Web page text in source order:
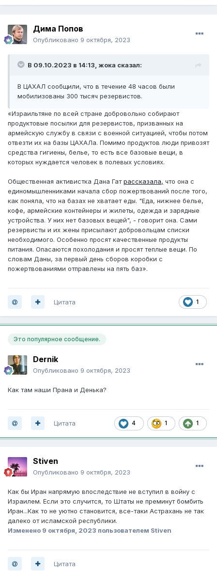
Дима Попов
Опубликовано 9 октября, 2023
В 09.10.2023 в 14:13, жока сказал:
В ЦАХАЛ сообщили, что в течение 48 часов были
мобилизованы 300 тысяч резервистов.
«Израильтяне по всей стране добровольно собирают
продуктовые посылки для резервистов, призванных на
армейскую службу в связи с военной ситуацией, чтобы потом
отвезти их на базы ЦАХАЛа. Помимо продуктов люди привозят
средства гигиены, белье, то есть все базовые вещи, в
которых нуждается человек в полевых условиях.
Общественная активистка Дана Гатрассказала, что она с
единомышленниками начала сбор пожертвований после того,
как поняла, что на базах не хватает еды. "Еда, нижнее белье,
кофе, армейские контейнеры и жилеты, одежда и зарядные
устройства. У них нет базовых вещей", - говорит она. Сами
резервисты и их жены присылают добровольцам списки
необходимого. Особенно просят качественные продукты
питания. Опасаются похолодания и просят теплые вещи. По
словам Даны, за первый день сборов коробки с
пожертвованиями отправлены на пять баз».
1
Цитата
Это популярное сообщение.
Dernik
Опубликовано 9 октября, 2023
Как там наши Прана и Денька?
4 1 1
Цитата
Stiven
Опубликовано 9 октября, 2023
Как бы Иран напрямую впоследствие не вступил в войну с
Израилем. Если это случится, то Штаты не преминут бомбить
Иран...Как то не уютно становится, все-таки Астрахань не так
далеко от исламской республики.
Изменено 9 октября, 2023 пользователем Stiven
Цитата